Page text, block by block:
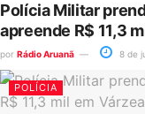
Polícia Militar
apreende R$ 11,3
por Rádio Aruanã 8 de
POLÍCIA